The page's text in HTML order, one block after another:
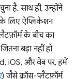
है. साथ ही, उन्होंने
लिए ऐप्लिकेशन
के बीच का
बड़ा नहीं हो
iOS, और वेब पर, हमें
) जैसे क्रॉस-प्लैटफ़ॉर्म